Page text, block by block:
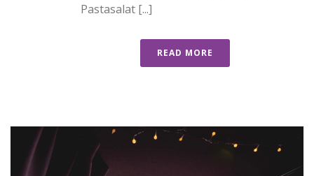
Pastasalat [...]
READ MORE